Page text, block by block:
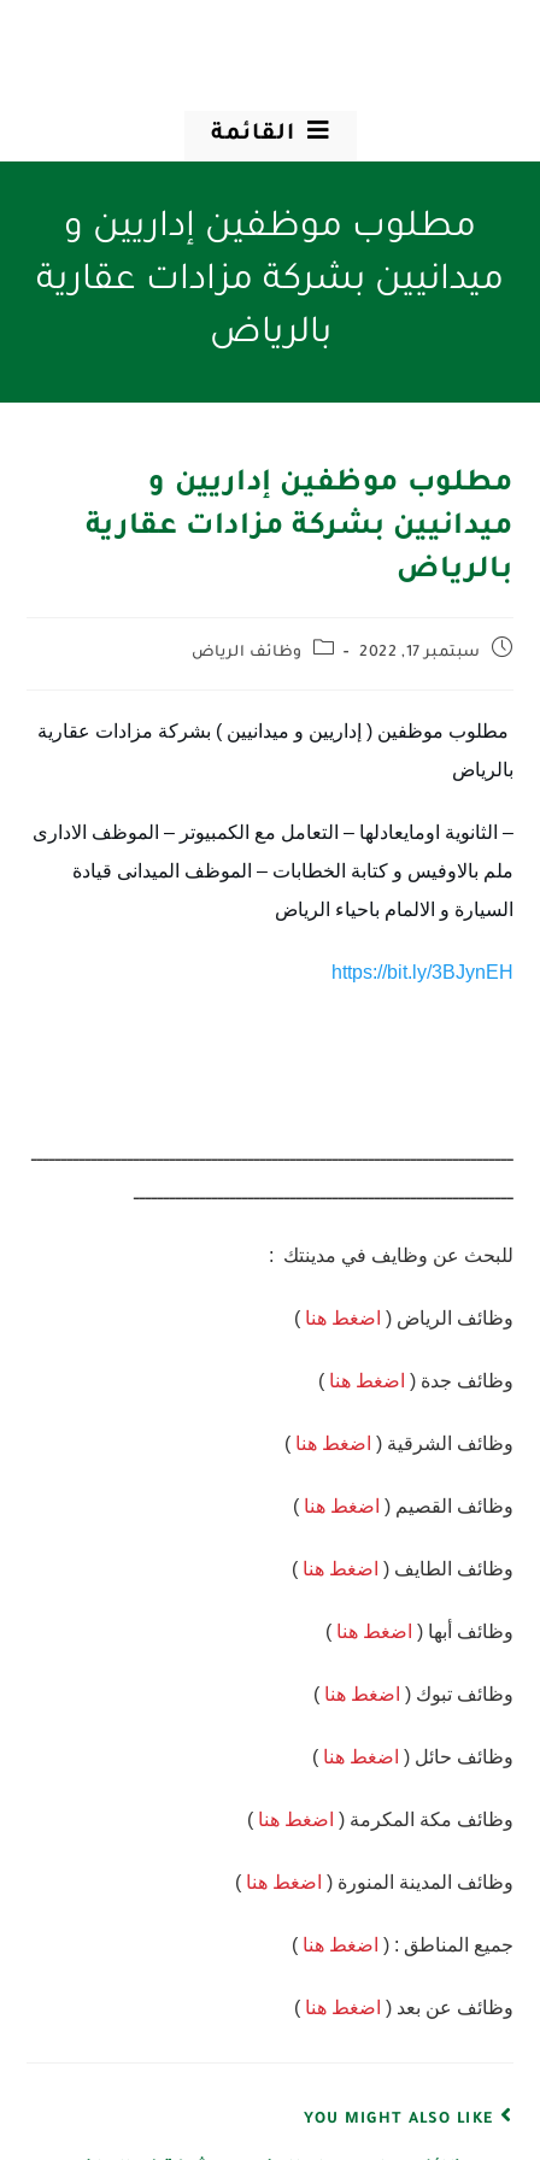
القائمة
مطلوب موظفين إداريين و
ميدانيين بشركة مزادات عقارية
بالرياض
مطلوب موظفين إداريين و
ميدانيين بشركة مزادات عقارية
بالرياض
سبتمبر 17, 2022 وظائف الرياض
بالرياض
السيارة و الالمام باحياء الرياض
https://bit.ly/3BJynEH
ــــــــــــــــــــــــــــــــــــــــــــــــــــــــــــــــــــــــــــــــ
ـــــــــــــــــــــــــــــــــــــــــــــــــــــــــــــــ
للبحث عن وظايف في مدينتك :
وظائف الرياض ( اضغط هنا)
وظائف جدة ( اضغط هنا )
وظائف الشرقية ( اضغط هنا )
وظائف القصيم ( اضغط هنا )
وظائف الطايف ( اضغط هنا )
وظائف أبها ( اضغط هنا )
وظائف تبوك ( اضغط هنا )
وظائف حائل ( اضغط هنا )
وظائف مكة المكرمة ( اضغط هنا )
وظائف المدينة المنورة ( اضغط هنا )
جميع المناطق : ( اضغط هنا )
وظائف عن بعد ( اضغط هنا )
YOU MIGHT ALSO LIKE